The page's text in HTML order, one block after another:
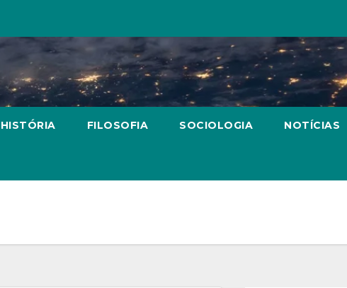
HISTÓRIA FILOSOFIA SOCIOLOGIA NOTÍCIAS